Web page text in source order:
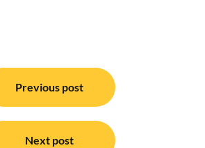
Previous post
Next post